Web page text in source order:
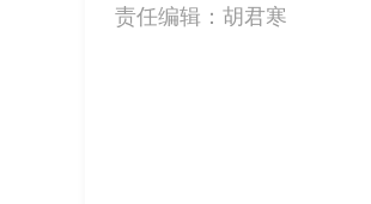
责任编辑： 胡君寒